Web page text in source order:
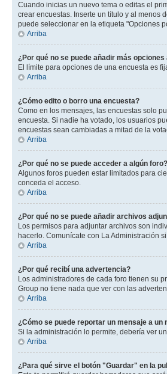
Cuando inicias un nuevo tema o editas el
crear encuestas. Inserte un título y al menos
puede seleccionar en la etiqueta "Opciones
Arriba
¿Por qué no se puede añadir más
El límite para opciones de una encuesta es
Arriba
¿Cómo edito o borro una encuesta?
Como en los mensajes, las encuestas solo
encuesta. Si nadie ha votado, los usuarios
encuestas sean cambiadas a mitad de la
Arriba
¿Por qué no se puede acceder a algún foro?
Algunos foros pueden estar limitados para
conceda el acceso.
Arriba
¿Por qué no se puede añadir archivos
Los permisos para adjuntar archivos son
hacerlo. Comunícate con La Administración
Arriba
¿Por qué recibí una advertencia?
Los administradores de cada foro tienen su
Group no tiene nada que ver con las
Arriba
¿Cómo se puede reportar un mensaje a un
Si la administración lo permite, debería ver
Arriba
¿Para qué sirve el botón "Guardar" en la